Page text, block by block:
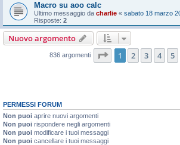
Macro su aoo calc
Ultimo messaggio da charlie « sabato 18 marzo
Risposte: 2
Nuovo argomento
836 argomenti Pagina di 17
1 2 3 4 5
PERMESSI FORUM
Non puoi aprire nuovi argomenti
Non puoi rispondere negli argomenti
Non puoi modificare i tuoi messaggi
Non puoi cancellare i tuoi messaggi